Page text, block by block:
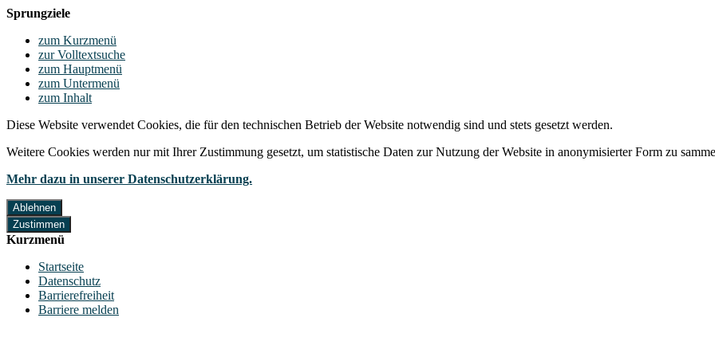
Sprungziele
zum Kurzmenü
zur Volltextsuche
zum Hauptmenü
zum Untermenü
zum Inhalt
Diese Website verwendet Cookies, die für den technischen Betrieb der Website notwendig sind und stets gesetzt werden.
Weitere Cookies werden nur mit Ihrer Zustimmung gesetzt, um statistische Daten zur Nutzung der Website in anonymisierter Form zu
Mehr dazu in unserer Datenschutzerklärung.
Ablehnen
Zustimmen
Kurzmenü
Startseite
Datenschutz
Barrierefreiheit
Barriere melden